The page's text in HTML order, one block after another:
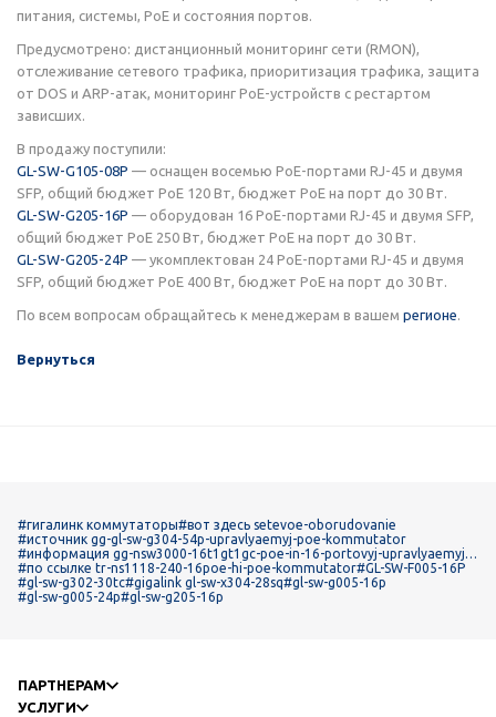
питания, системы, РоЕ и состояния портов.
Предусмотрено: дистанционный мониторинг сети (RMON),
отслеживание сетевого трафика, приоритизация трафика, защита
от DOS и ARP-атак, мониторинг РоЕ-устройств с рестартом
зависших.
В продажу поступили:
GL-SW-G105-08P — оснащен восемью РоЕ-портами RJ-45 и двумя
SFP, общий бюджет РоЕ 120 Вт, бюджет РоЕ на порт до 30 Вт.
GL-SW-G205-16P — оборудован 16 РоЕ-портами RJ-45 и двумя SFP,
общий бюджет РоЕ 250 Вт, бюджет РоЕ на порт до 30 Вт.
GL-SW-G205-24P — укомплектован 24 РоЕ-портами RJ-45 и двумя
SFP, общий бюджет РоЕ 400 Вт, бюджет РоЕ на порт до 30 Вт.
По всем вопросам обращайтесь к менеджерам в вашем регионе.
Вернуться
#гигалинк коммутаторы#вот здесь setevoe-oborudovanie
#источник gg-gl-sw-g304-54p-upravlyaemyj-poe-kommutator
#информация gg-nsw3000-16t1gt1gc-poe-in-16-portovyj-upravlyaemyj-k
ommuntator-urovnya-l2
#по ссылке tr-ns1118-240-16poe-hi-poe-kommutator#GL-SW-F005-16P
#gl-sw-g302-30tc#gigalink gl-sw-x304-28sq#gl-sw-g005-16p
#gl-sw-g005-24p#gl-sw-g205-16p
ПАРТНЕРАМ
УСЛУГИ